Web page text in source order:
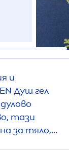
и
Душ гел
тази
за тяло,